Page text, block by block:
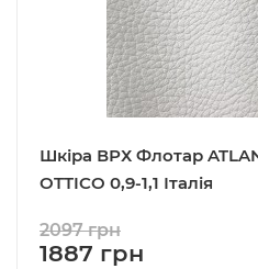
Шкіра ВРХ Флотар
OTTICO 0,9-1,1 Італія
1887 грн
2097 грн